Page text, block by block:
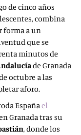
de cinco años
combina
forma a un
que se
minutos de
de Granada
octubre a las
aforo.
Españael
Granada tras su
, donde los